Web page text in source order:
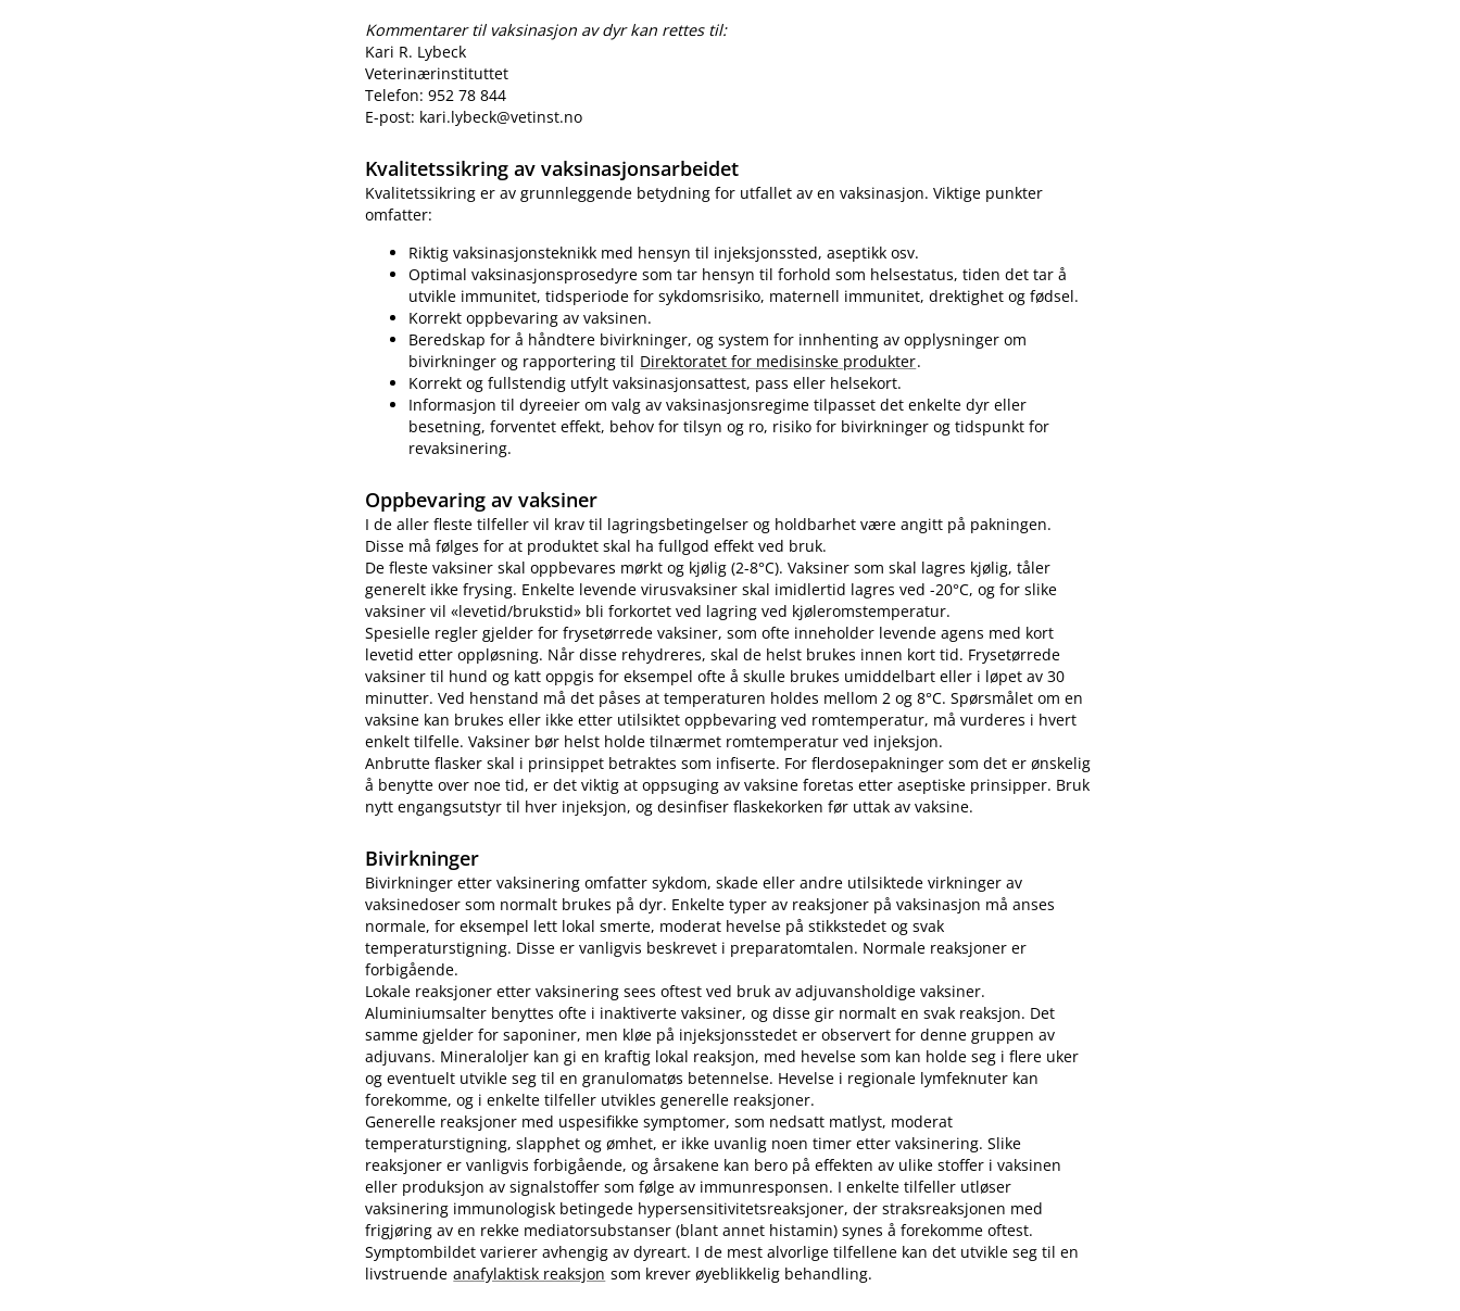
Kommentarer til vaksinasjon av dyr kan rettes til:
Kari R. Lybeck
Veterinærinstituttet
Telefon: 952 78 844
E-post: kari.lybeck@vetinst.no
Kvalitetssikring av vaksinasjonsarbeidet
Kvalitetssikring er av grunnleggende betydning for utfallet av en vaksinasjon. Viktige punkter
omfatter:
Riktig vaksinasjonsteknikk med hensyn til injeksjonssted, aseptikk osv.
Optimal vaksinasjonsprosedyre som tar hensyn til forhold som helsestatus, tiden det tar å
utvikle immunitet, tidsperiode for sykdomsrisiko, maternell immunitet, drektighet og fødsel.
Korrekt oppbevaring av vaksinen.
Beredskap for å håndtere bivirkninger, og system for innhenting av opplysninger om
bivirkninger og rapportering til Direktoratet for medisinske produkter.
Korrekt og fullstendig utfylt vaksinasjonsattest, pass eller helsekort.
Informasjon til dyreeier om valg av vaksinasjonsregime tilpasset det enkelte dyr eller
besetning, forventet effekt, behov for tilsyn og ro, risiko for bivirkninger og tidspunkt for
revaksinering.
Oppbevaring av vaksiner
I de aller fleste tilfeller vil krav til lagringsbetingelser og holdbarhet være angitt på pakningen.
Disse må følges for at produktet skal ha fullgod effekt ved bruk.
De fleste vaksiner skal oppbevares mørkt og kjølig (2-8°C). Vaksiner som skal lagres kjølig, tåler
generelt ikke frysing. Enkelte levende virusvaksiner skal imidlertid lagres ved -20°C, og for slike
vaksiner vil «levetid​/​brukstid» bli forkortet ved lagring ved kjøleromstemperatur.
Spesielle regler gjelder for frysetørrede vaksiner, som ofte inneholder levende agens med kort
levetid etter oppløsning. Når disse rehydreres, skal de helst brukes innen kort tid. Frysetørrede
vaksiner til hund og katt oppgis for eksempel ofte å skulle brukes umiddelbart eller i løpet av 30
minutter. Ved henstand må det påses at temperaturen holdes mellom 2 og 8°C. Spørsmålet om en
vaksine kan brukes eller ikke etter utilsiktet oppbevaring ved romtemperatur, må vurderes i hvert
enkelt tilfelle. Vaksiner bør helst holde tilnærmet romtemperatur ved injeksjon.
Anbrutte flasker skal i prinsippet betraktes som infiserte. For flerdosepakninger som det er ønskelig
å benytte over noe tid, er det viktig at oppsuging av vaksine foretas etter aseptiske prinsipper. Bruk
nytt engangsutstyr til hver injeksjon, og desinfiser flaskekorken før uttak av vaksine.
Bivirkninger
Bivirkninger etter vaksinering omfatter sykdom, skade eller andre utilsiktede virkninger av
vaksinedoser som normalt brukes på dyr. Enkelte typer av reaksjoner på vaksinasjon må anses
normale, for eksempel lett lokal smerte, moderat hevelse på stikkstedet og svak
temperaturstigning. Disse er vanligvis beskrevet i preparatomtalen. Normale reaksjoner er
forbigående.
Lokale reaksjoner etter vaksinering sees oftest ved bruk av adjuvansholdige vaksiner.
Aluminiumsalter benyttes ofte i inaktiverte vaksiner, og disse gir normalt en svak reaksjon. Det
samme gjelder for saponiner, men kløe på injeksjonsstedet er observert for denne gruppen av
adjuvans. Mineraloljer kan gi en kraftig lokal reaksjon, med hevelse som kan holde seg i flere uker
og eventuelt utvikle seg til en granulomatøs betennelse. Hevelse i regionale lymfeknuter kan
forekomme, og i enkelte tilfeller utvikles generelle reaksjoner.
Generelle reaksjoner med uspesifikke symptomer, som nedsatt matlyst, moderat
temperaturstigning, slapphet og ømhet, er ikke uvanlig noen timer etter vaksinering. Slike
reaksjoner er vanligvis forbigående, og årsakene kan bero på effekten av ulike stoffer i vaksinen
eller produksjon av signalstoffer som følge av immunresponsen. I enkelte tilfeller utløser
vaksinering immunologisk betingede hypersensitivitetsreaksjoner, der straksreaksjonen med
frigjøring av en rekke mediatorsubstanser (blant annet histamin) synes å forekomme oftest.
Symptombildet varierer avhengig av dyreart. I de mest alvorlige tilfellene kan det utvikle seg til en
livstruende anafylaktisk reaksjon som krever øyeblikkelig behandling.